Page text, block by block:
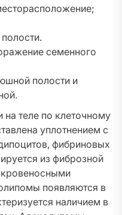
семенного
полости и
теле по клеточному
уплотнением с
фибриновых
из фиброзной
кровеносными
появляются в
наличием в